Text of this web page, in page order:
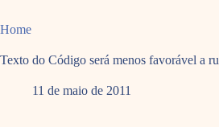
Home
Texto do Código será menos favorável a
11 de maio de 2011